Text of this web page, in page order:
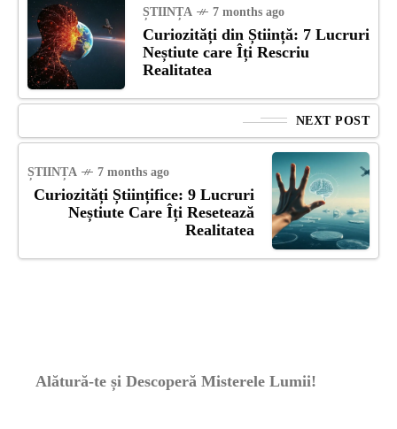
ȘTIINȚA 7 months ago
Curiozități din Știință: 7 Lucruri
Neștiute care Îți Rescriu
Realitatea
NEXT POST
ȘTIINȚA 7 months ago
Curiozități Științifice: 9 Lucruri
Neștiute Care Îți Resetează
Realitatea
Alătură-te și Descoperă Misterele Lumii!